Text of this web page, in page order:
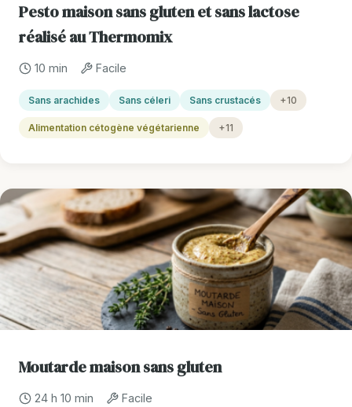
Pesto maison sans gluten et sans lactose
réalisé au Thermomix
10 min Facile
Sans arachides Sans céleri Sans crustacés +10
Alimentation cétogène végétarienne +11
Moutarde maison sans gluten
24 h 10 min Facile